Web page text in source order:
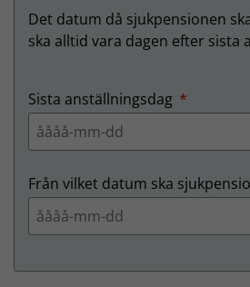
Det datum då sjukpensionen
ska alltid vara dagen efter sista
Sista anställningsdag *
Från vilket datum ska
obligatorisk